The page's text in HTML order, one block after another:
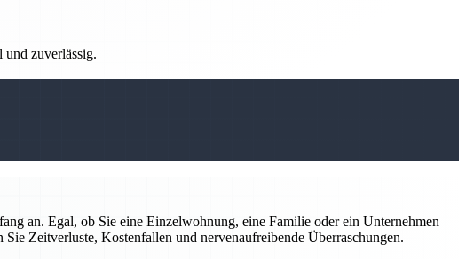
und zuverlässig.
an. Egal, ob Sie eine Einzelwohnung, eine Familie oder ein Unternehmen
Zeitverluste, Kostenfallen und nervenaufreibende Überraschungen.